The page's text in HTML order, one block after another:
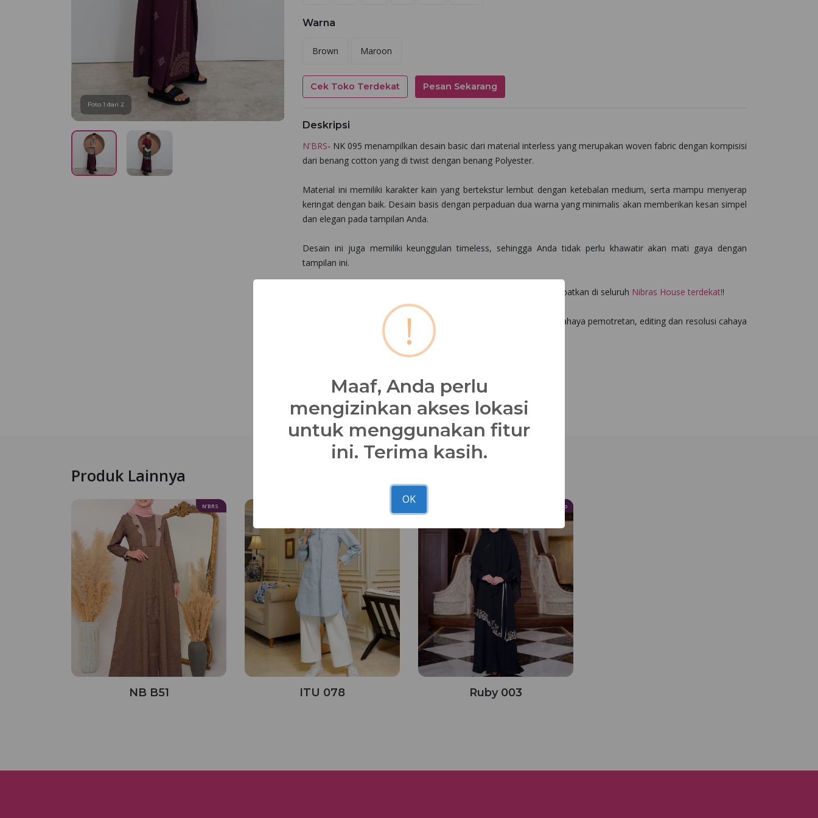
Foto 1 dari 2
Warna
Brown Maroon
Cek Toko Terdekat Pesan Sekarang
Deskripsi
N'BRS- NK 095 menampilkan desain basic dari material interless yang merupakan woven fabric dengan kompisisi
dari benang cotton yang di twist dengan benang Polyester.
Material ini memiliki karakter kain yang bertekstur lembut dengan ketebalan medium, serta mampu menyerap
keringat dengan baik. Desain basis dengan perpaduan dua warna yang minimalis akan memberikan kesan simpel
dan elegan pada tampilan Anda.
Desain ini juga memiliki keunggulan timeless, sehingga Anda tidak perlu khawatir akan mati gaya dengan
tampilan ini.
Yuk, maksimalkan style ibadah Kamu dengan koko NK 095 dan dapatkan di seluruh Nibras House terdekat!!
Catatan : Kesesuaian foto dan asli 90 - 100% dipengaruhi faktor cahaya pemotretan, editing dan resolusi cahaya
dari setiap hp masing-masing
Produk Lainnya
N’BRS
NB B51 ITU 078
Haitwo
Ruby 003
!
Maaf, Anda perlu
mengizinkan akses lokasi
untuk menggunakan fitur
ini. Terima kasih.
OK